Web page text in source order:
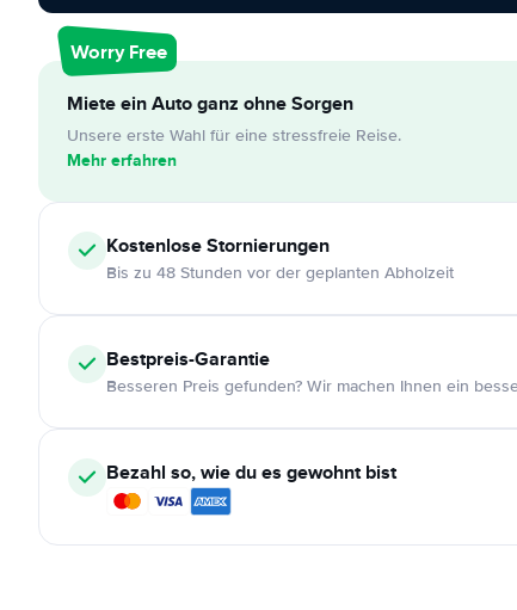
Worry Free
Miete ein Auto ganz ohne Sorgen
Unsere erste Wahl für eine stressfreie Reise.
Mehr erfahren
KostenloseStornierungen
Bis zu 48 Stunden vor der geplanten Abholzeit
Bestpreis-Garantie
Besseren Preis gefunden? Wir machen Ihnen ein
Bezahl so, wie du es gewohnt bist